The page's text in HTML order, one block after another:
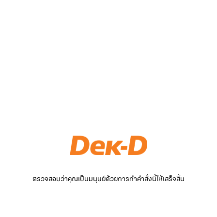
ตรวจสอบว่าคุณเป็นมนุษย์ด้วยการทำคำสั่งนี้ให้เสร็จสิ้น